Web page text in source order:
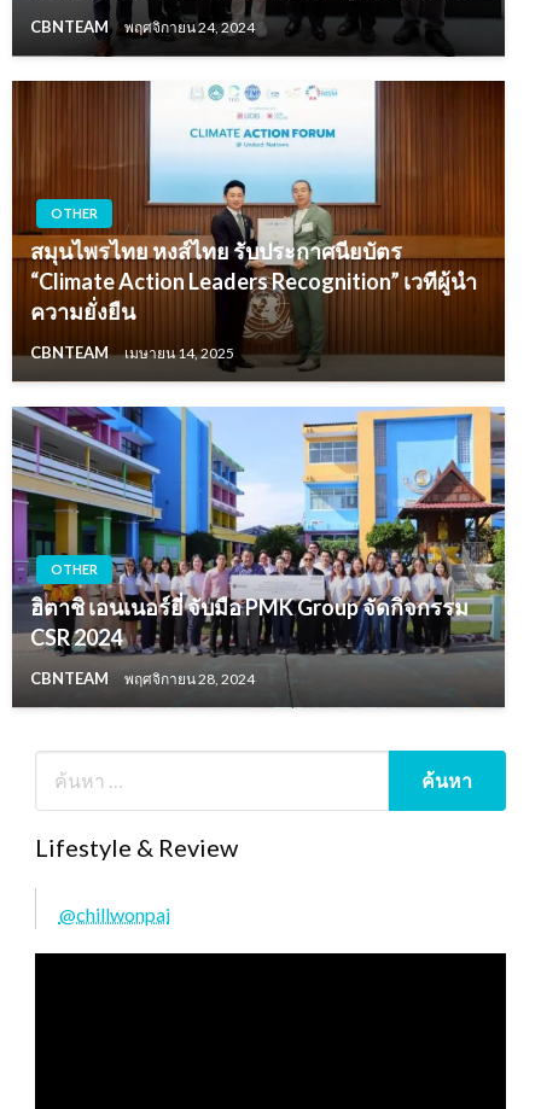
CBNTEAM พฤศจิกายน 24, 2024
OTHER
สมุนไพรไทย หงส์ไทย รับประกาศนียบัตร
“Climate Action Leaders Recognition” เวทีผู้นำ
ความยั่งยืน
CBNTEAM เมษายน 14, 2025
OTHER
ฮิตาชิ เอนเนอร์ยี่ จับมือ PMK Group จัดกิจกรรม
CSR 2024
CBNTEAM พฤศจิกายน 28, 2024
Lifestyle & Review
@chillwonpai